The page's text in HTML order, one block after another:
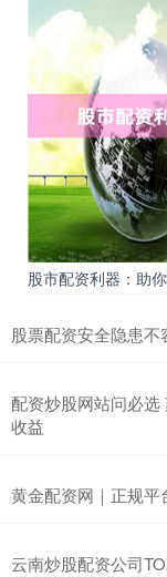
股市配资利器：助
股票配资安全隐患
配资炒股网站问必
收益
黄金配资网｜正规平
云南炒股配资公司